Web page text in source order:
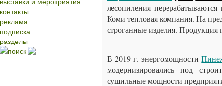
контакты
реклама
подписка
разделы
поиск
лесопиления
Коми тепловая компания. На
строганные изделия.
В 2019 г. энергомощности
модернизировались под
сушильные мощности